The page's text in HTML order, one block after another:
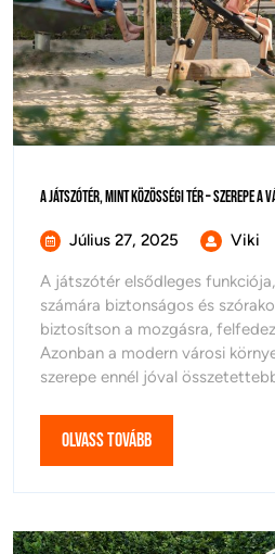
A Játszótér, Mint Közösségi Tér – Szerepe A
Július 27, 2025 Július
2025
Viki
–
A játszótér elsődleges
számára biztonságos és
biztosítson a mozgásra,
Azonban a modern városi
szerepe ennél jóval
Olvass TovábbOlvass
Tovább